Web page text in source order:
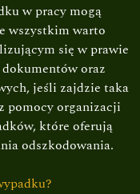
w pracy mogą
wszystkim warto
się w prawie
oraz
jeśli zajdzie taka
pomocy organizacji
które oferują
odszkodowania.